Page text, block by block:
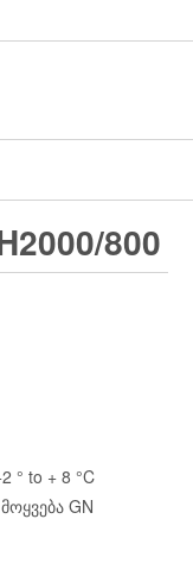
800
° to + 8 °C
GN